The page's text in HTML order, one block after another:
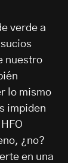
verde a
nuestro
lo mismo
impiden
¿no?
en una